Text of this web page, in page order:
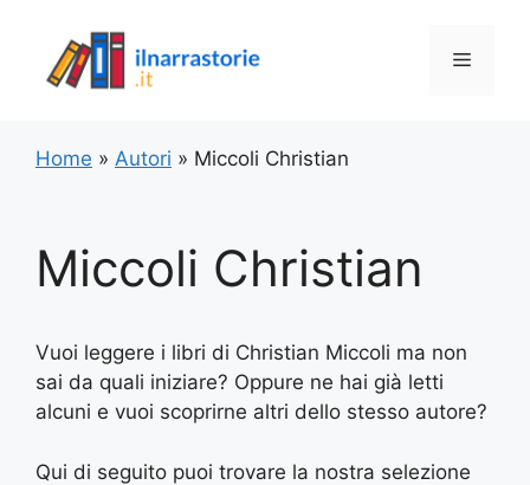
contenuto
Menu
Home » Autori » Miccoli Christian
Miccoli Christian
Vuoi leggere i libri di Christian Miccoli ma non
sai da quali iniziare? Oppure ne hai già letti
alcuni e vuoi scoprirne altri dello stesso autore?
Qui di seguito puoi trovare la nostra selezione